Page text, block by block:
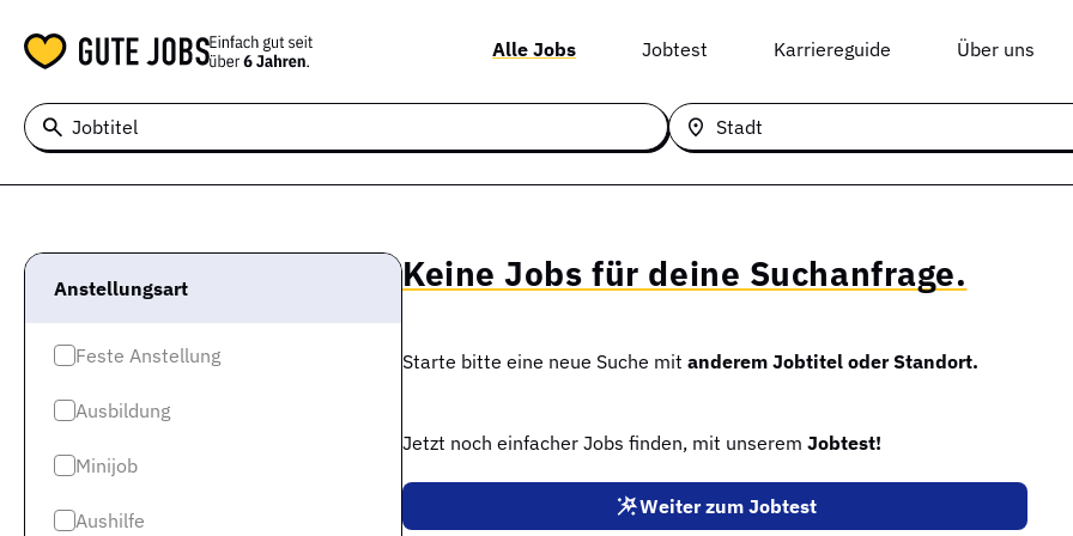
Alle Jobs Jobtest Karriereguide Über uns
Jobtitel Stadt
Anstellungsart
Feste Anstellung
Ausbildung
Minijob
Aushilfe
Keine Jobs für deine Suchanfrage.
Starte bitte eine neue Suche mit anderem Jobtitel oder Standort.
Jetzt noch einfacher Jobs finden, mit unserem Jobtest!
Weiter zum Jobtest